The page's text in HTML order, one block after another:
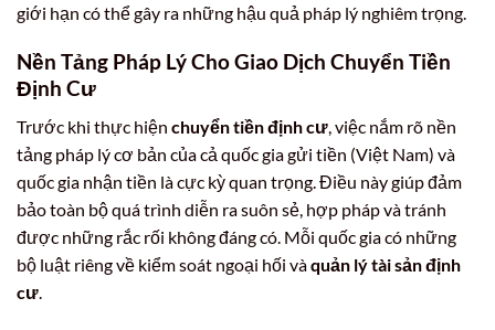
giới hạn có thể gây ra những hậu quả pháp lý nghiêm trọng.
Nền Tảng Pháp Lý Cho Giao Dịch Chuyển Tiền
Định Cư
Trước khi thực hiện chuyển tiền định cư, việc nắm rõ nền
tảng pháp lý cơ bản của cả quốc gia gửi tiền (Việt Nam) và
quốc gia nhận tiền là cực kỳ quan trọng. Điều này giúp đảm
bảo toàn bộ quá trình diễn ra suôn sẻ, hợp pháp và tránh
được những rắc rối không đáng có. Mỗi quốc gia có những
bộ luật riêng về kiểm soát ngoại hối vàquản lý tài sản định
cư.